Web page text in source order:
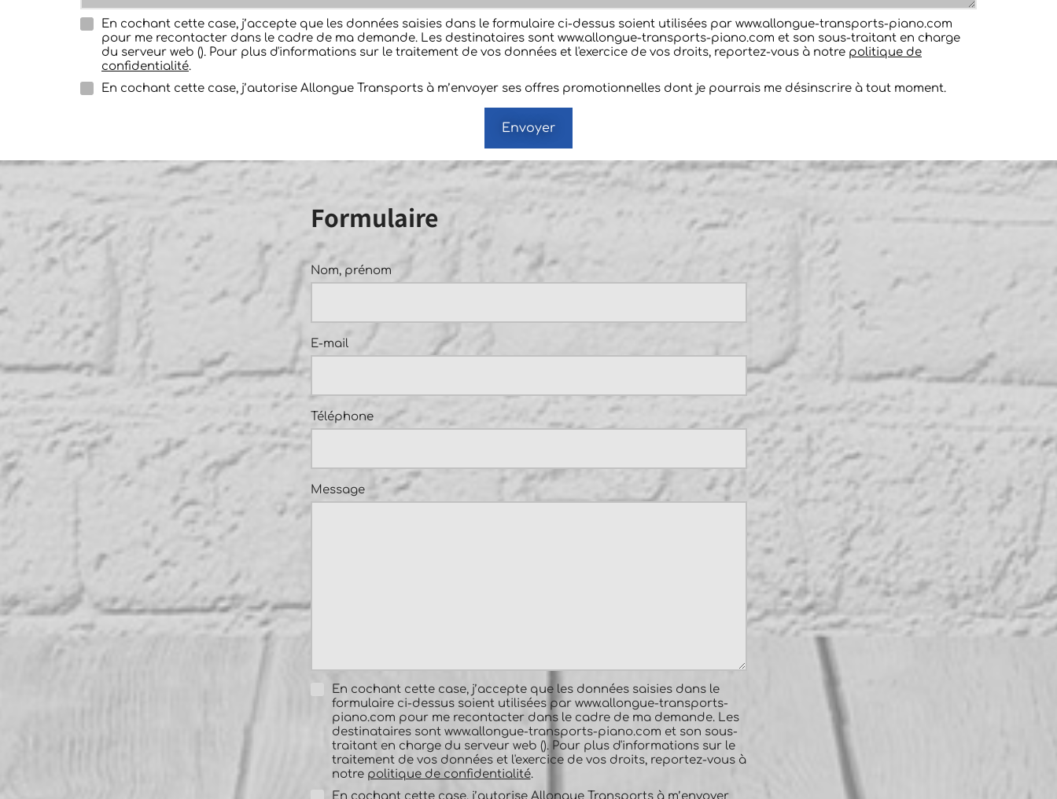
En cochant cette case, j’accepte que les données saisies dans le formulaire ci-dessus soient utilisées par www.allongue-transports-piano.com
pour me recontacter dans le cadre de ma demande. Les destinataires sont www.allongue-transports-piano.com et son sous-traitant en charge
du serveur web (). Pour plus d'informations sur le traitement de vos données et l'exercice de vos droits, reportez-vous à notre politique de
confidentialité.
En cochant cette case, j’autorise Allongue Transports à m’envoyer ses offres promotionnelles dont je pourrais me désinscrire à tout moment.
Envoyer
Formulaire
Nom, prénom
E-mail
Téléphone
Message
En cochant cette case, j’accepte que les données saisies dans le
formulaire ci-dessus soient utilisées par www.allongue-transports-
piano.com pour me recontacter dans le cadre de ma demande. Les
destinataires sont www.allongue-transports-piano.com et son sous-
traitant en charge du serveur web (). Pour plus d'informations sur le
traitement de vos données et l'exercice de vos droits, reportez-vous à
notre politique de confidentialité.
En cochant cette case, j’autorise Allongue Transports à m’envoyer